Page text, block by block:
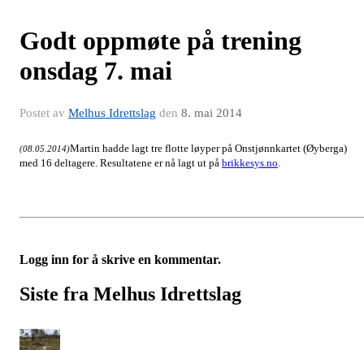
Godt oppmøte på trening
onsdag 7. mai
Postet av Melhus Idrettslag den 8. mai 2014
(08.05.2014)Martin hadde lagt tre flotte løyper på Onstjønnkartet (Øyberga)
med 16 deltagere. Resultatene er nå lagt ut på brikkesys.no
Logg inn for å skrive en kommentar.
Siste fra Melhus Idrettslag